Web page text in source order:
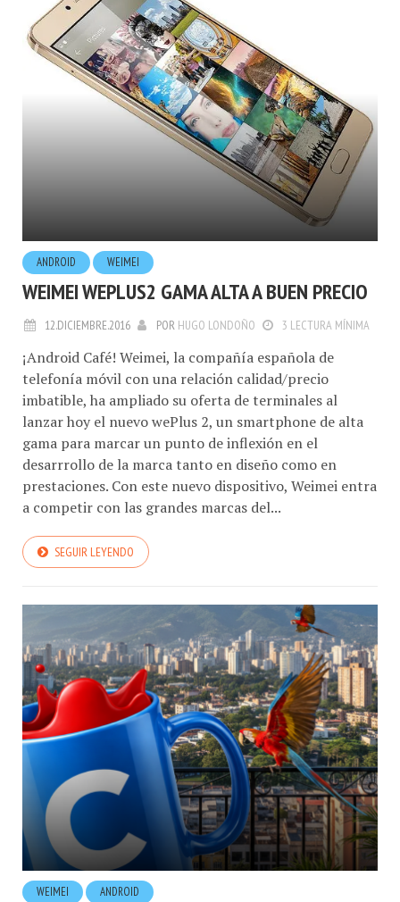
ANDROID WEIMEI
WEIMEI WEPLUS2 GAMA ALTA A BUEN PRECIO
12.DICIEMBRE.2016 POR HUGO LONDOÑO 3 LECTURA MÍNIMA
¡Android Café! Weimei, la compañía española de
telefonía móvil con una relación calidad/precio
imbatible, ha ampliado su oferta de terminales al
lanzar hoy el nuevo wePlus 2, un smartphone de alta
gama para marcar un punto de inflexión en el
desarrrollo de la marca tanto en diseño como en
prestaciones. Con este nuevo dispositivo, Weimei entra
a competir con las grandes marcas del...
SEGUIR LEYENDO
WEIMEI ANDROID